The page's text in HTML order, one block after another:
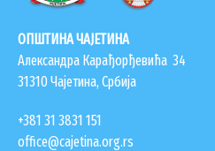
ОПШТИНА ЧАЈЕТИНА
Александра Карађорђевића 34
31310 Чајетина, Србија
+381 31 3831 151
office@cajetina.org.rs